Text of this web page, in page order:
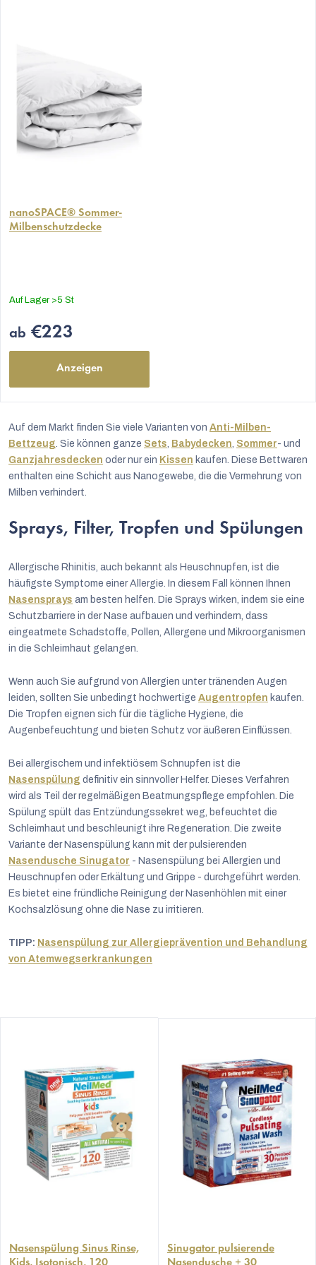
durchschnittliche
Produktbewertung
5
nanoSPACE® Sommer-
Milbenschutzdecke
Auf Lager >5 St
ab €223
Anzeigen
Auf dem Markt finden Sie viele Varianten von Anti-Milben-
Bettzeug. Sie können ganze Sets, Babydecken, Sommer- und
Ganzjahresdecken oder nur ein Kissen kaufen. Diese Bettwaren
enthalten eine Schicht aus Nanogewebe, die die Vermehrung von
Milben verhindert.
Sprays, Filter, Tropfen und Spülungen
Allergische Rhinitis, auch bekannt als Heuschnupfen, ist die
häufigste Symptome einer Allergie. In diesem Fall können Ihnen
Nasensprays am besten helfen. Die Sprays wirken, indem sie eine
Schutzbarriere in der Nase aufbauen und verhindern, dass
eingeatmete Schadstoffe, Pollen, Allergene und Mikroorganismen
in die Schleimhaut gelangen.
Wenn auch Sie aufgrund von Allergien unter tränenden Augen
leiden, sollten Sie unbedingt hochwertige Augentropfen kaufen.
Die Tropfen eignen sich für die tägliche Hygiene, die
Augenbefeuchtung und bieten Schutz vor äußeren Einflüssen.
Bei allergischem und infektiösem Schnupfen ist die
Nasenspülung definitiv ein sinnvoller Helfer. Dieses Verfahren
wird als Teil der regelmäßigen Beatmungspflege empfohlen. Die
Spülung spült das Entzündungssekret weg, befeuchtet die
Schleimhaut und beschleunigt ihre Regeneration. Die zweite
Variante der Nasenspülung kann mit der pulsierenden
Nasendusche Sinugator - Nasenspülung bei Allergien und
Heuschnupfen oder Erkältung und Grippe - durchgeführt werden.
Es bietet eine fründliche Reinigung der Nasenhöhlen mit einer
Kochsalzlösung ohne die Nase zu irritieren.
TIPP: Nasenspülung zur Allergieprävention und Behandlung
von Atemwegserkrankungen
Nasenspülung Sinus Rinse,
Sinugator pulsierende